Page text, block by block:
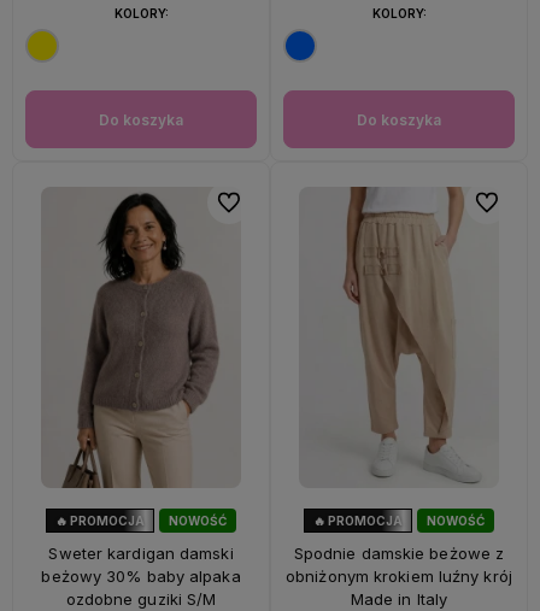
Do koszyka
KOLORY:
Do koszyka
KOLORY:
NOWOŚĆ
🔥 PROMOCJA
Sweter kardigan damski
beżowy 30% baby alpaka
ozdobne guziki S/M
Do ulubionych
NOWOŚĆ
🔥 PROMOCJA
Spodnie damskie beżowe z
obniżonym krokiem luźny krój
Made in Italy
Do